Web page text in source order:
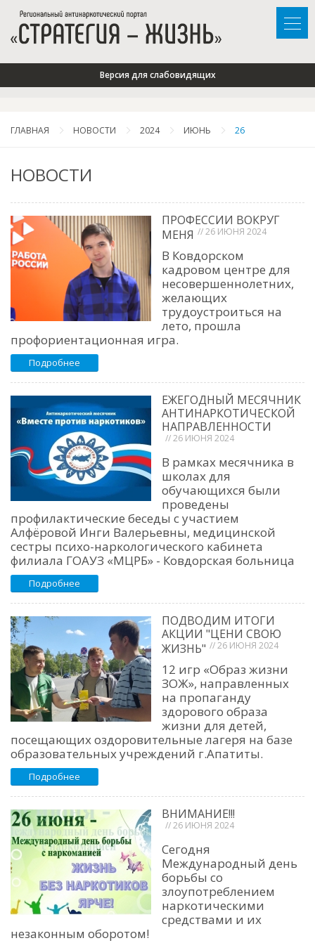
Версия для слабовидящих
ГЛАВНАЯ НОВОСТИ 2024 ИЮНЬ 26
НОВОСТИ
ПРОФЕССИИ ВОКРУГ
МЕНЯ // 26 ИЮНЯ 2024
В Ковдорском
кадровом центре для
несовершеннолетних,
желающих
трудоустроиться на
лето, прошла
профориентационная игра.
Подробнее
ЕЖЕГОДНЫЙ МЕСЯЧНИК
АНТИНАРКОТИЧЕСКОЙ
НАПРАВЛЕННОСТИ
// 26 ИЮНЯ 2024
В рамках месячника в
школах для
обучающихся были
проведены
профилактические беседы с участием
Алфёровой Инги Валерьевны, медицинской
сестры психо-наркологического кабинета
филиала ГОАУЗ «МЦРБ» - Ковдорская больница
Подробнее
ПОДВОДИМ ИТОГИ
АКЦИИ "ЦЕНИ СВОЮ
ЖИЗНЬ" // 26 ИЮНЯ 2024
12 игр «Образ жизни
ЗОЖ», направленных
на пропаганду
здорового образа
жизни для детей,
посещающих оздоровительные лагеря на базе
образовательных учреждений г.Апатиты.
Подробнее
ВНИМАНИЕ!!!
// 26 ИЮНЯ 2024
Сегодня
Международный день
борьбы со
злоупотреблением
наркотическими
средствами и их
незаконным оборотом!